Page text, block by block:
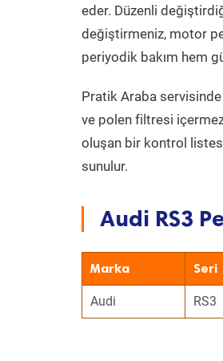
eder. Düzenli
değiştirmeniz, motor
periyodik bakım hem
Pratik Araba servisinde
ve polen filtresi
oluşan bir kontrol listesi
sunulur.
Audi RS3
Marka Seri
Audi RS3